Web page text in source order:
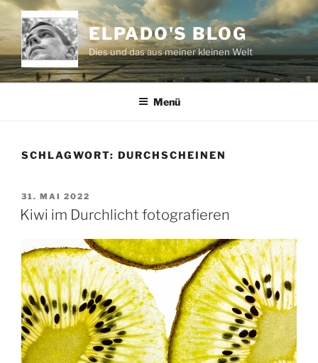
Zum
Inhalt
springen
ELPADO'S BLOG
Dies und das aus meiner kleinen Welt
Menü
SCHLAGWORT: DURCHSCHEINEN
VERÖFFENTLICHT
AM
31. MAI 2022
Kiwi im Durchlicht fotografieren